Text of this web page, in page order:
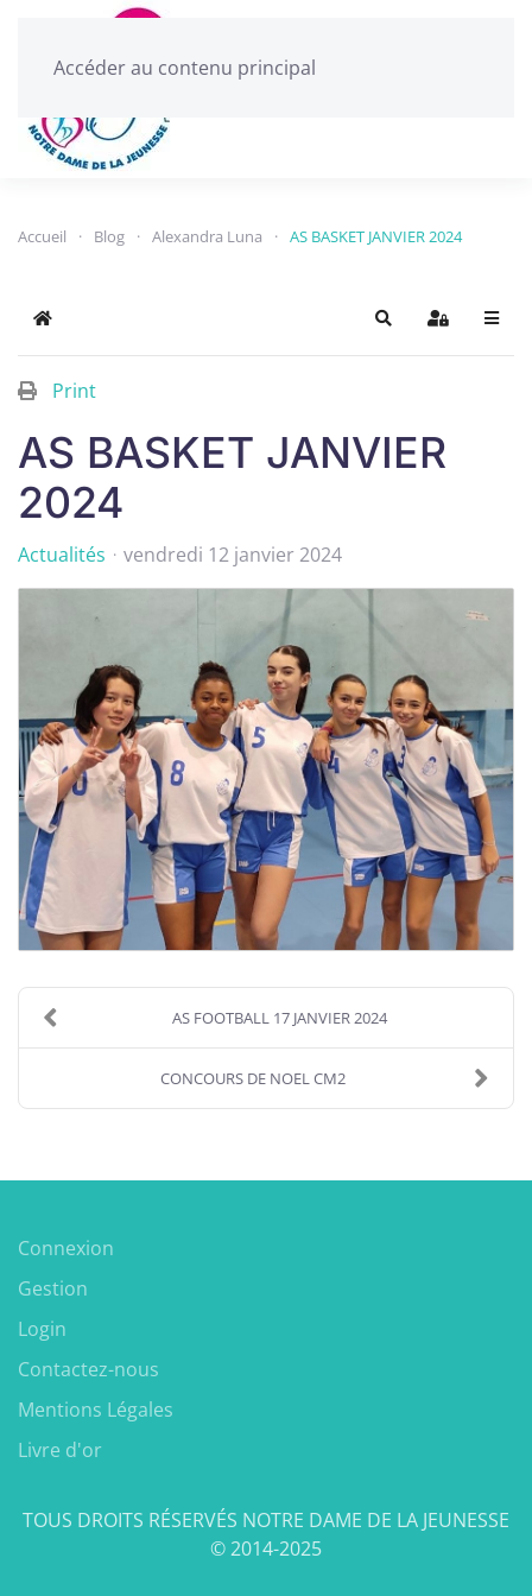
Accéder au contenu principal
Accueil Blog Alexandra Luna AS BASKET JANVIER 2024
Home SearchSign In
Print
AS BASKET JANVIER
2024
Actualités vendredi 12 janvier 2024
AS FOOTBALL 17 JANVIER 2024
CONCOURS DE NOEL CM2
Connexion
Gestion
Login
Contactez-nous
Mentions Légales
Livre d'or
TOUS DROITS RÉSERVÉS NOTRE DAME DE LA JEUNESSE
© 2014-2025